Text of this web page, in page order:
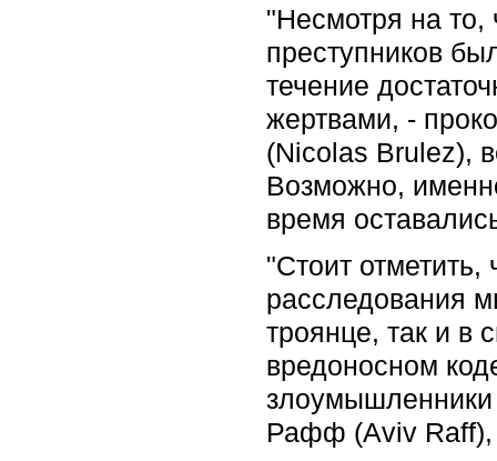
"Несмотря на то,
преступников
течение
жертвами, -
(Nicolas Brulez),
Возможно,
время
"Стоит отметить,
расследования
троянце, так и в
вредоносном
Рафф (Aviv Raff),